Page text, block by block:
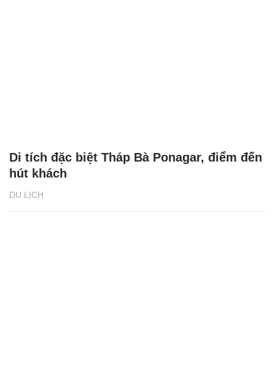
DU LỊCH
Di tích đặc biệt Tháp Bà Ponagar, điểm đến
hút khách